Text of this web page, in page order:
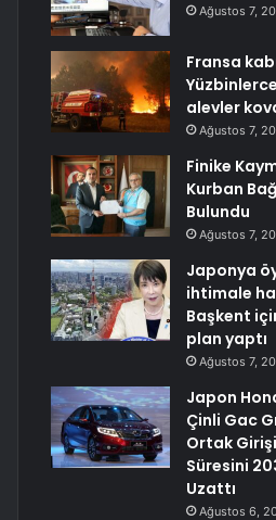
Ağustos 7,
Fransa
alevler
Ağustos 7,
Finike
Kurban
Bulundu
Ağustos 7,
Japonya
ihtimale
Başkent
plan yaptı
Ağustos 7,
Japon
Çinli Gac
Ortak
Süresini
Uzattı
Ağustos 6,